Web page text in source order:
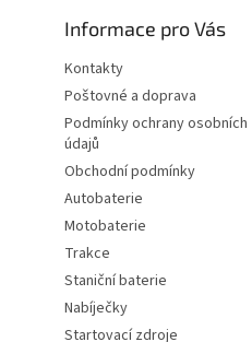
Informace pro Vás
Kontakty
Poštovné a doprava
Podmínky ochrany osobních
údajů
Obchodní podmínky
Autobaterie
Motobaterie
Trakce
Staniční baterie
Nabíječky
Startovací zdroje